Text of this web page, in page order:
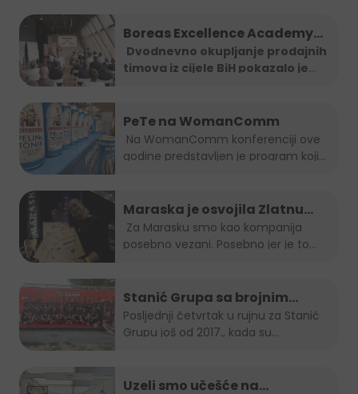
Boreas Excellence Academy
2025
Dvodnevno okupljanje prodajnih
timova iz cijele BiH pokazalo je...
PeTe na WomanComm
godine predstavljen je program koji
Maraska je osvojila Zlatnu
plaketu, opet!
posebno vezani. Posebno jer je to...
Stanić Grupa sa brojnim
timom na B2B run utrci
Posljednji četvrtak u rujnu za Stanić
Grupu još od 2017., kada su...
Uzeli smo učešće na…